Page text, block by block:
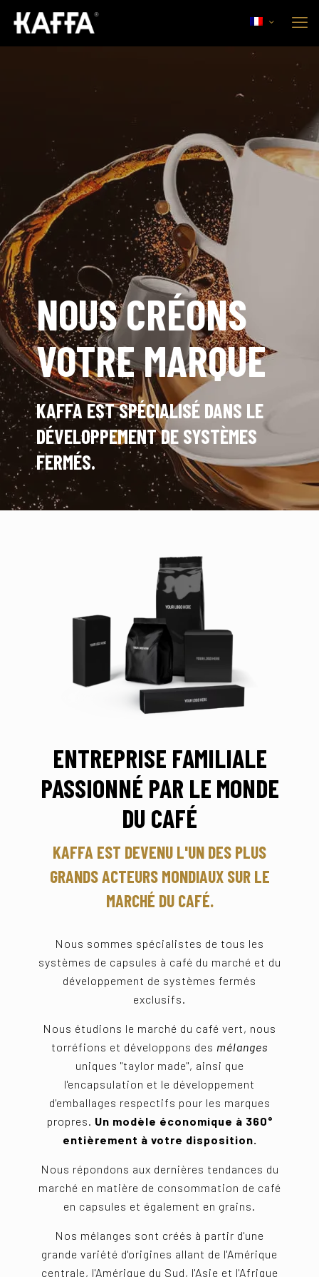
NOUS CRÉONS
VOTRE MARQUE
KAFFA EST SPÉCIALISÉ DANS LE
DÉVELOPPEMENT DE SYSTÈMES
FERMÉS.
ENTREPRISE FAMILIALE
PASSIONNÉ PAR LE MONDE
DU CAFÉ
KAFFA EST DEVENU L'UN DES PLUS
GRANDS ACTEURS MONDIAUX SUR LE
MARCHÉ DU CAFÉ.
Nous sommes spécialistes de tous les
systèmes de capsules à café du marché et du
développement de systèmes fermés
exclusifs.
Nous étudions le marché du café vert, nous
torréfions et développons des mélanges
uniques "taylor made", ainsi que
l'encapsulation et le développement
d'emballages respectifs pour les marques
propres. Un modèle économique à 360°
entièrement à votre disposition.
Nous répondons aux dernières tendances du
marché en matière de consommation de café
en capsules et également en grains.
Nos mélanges sont créés à partir d'une
grande variété d'origines allant de l'Amérique
centrale, l'Amérique du Sud, l'Asie et l'Afrique